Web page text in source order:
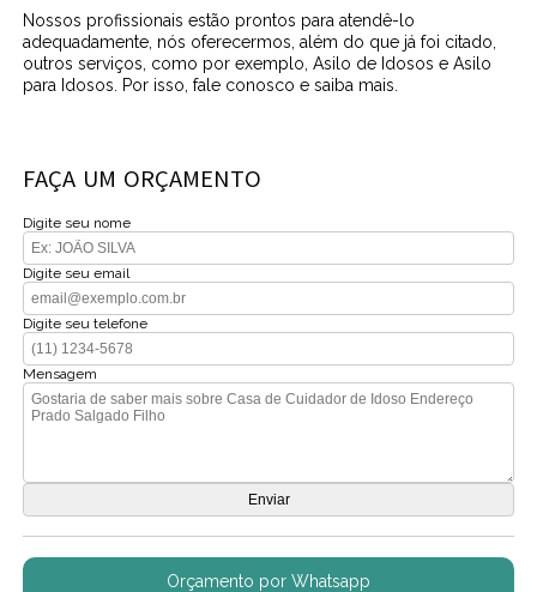
Nossos profissionais estão prontos para atendê-lo
adequadamente, nós oferecermos, além do que já foi citado,
outros serviços, como por exemplo, Asilo de Idosos e Asilo
para Idosos. Por isso, fale conosco e saiba mais.
FAÇA UM ORÇAMENTO
Digite seu nome
Digite seu email
Digite seu telefone
Mensagem
Orçamento por Whatsapp